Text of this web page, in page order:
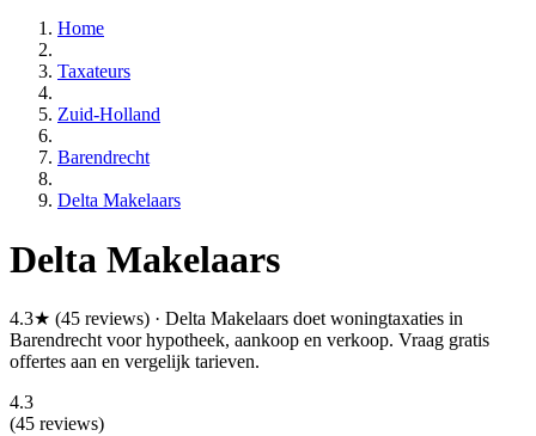
Home
Taxateurs
Zuid-Holland
Barendrecht
Delta Makelaars
Delta Makelaars
4.3★ (45 reviews) · Delta Makelaars doet woningtaxaties in
Barendrecht voor hypotheek, aankoop en verkoop. Vraag gratis
offertes aan en vergelijk tarieven.
4.3
(45 reviews)